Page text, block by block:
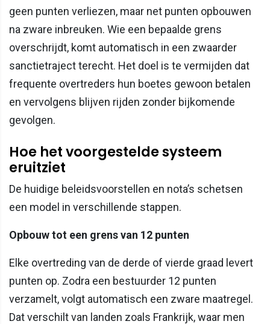
geen punten verliezen, maar net punten opbouwen
na zware inbreuken. Wie een bepaalde grens
overschrijdt, komt automatisch in een zwaarder
sanctietraject terecht. Het doel is te vermijden dat
frequente overtreders hun boetes gewoon betalen
en vervolgens blijven rijden zonder bijkomende
gevolgen.
Hoe het voorgestelde systeem
eruitziet
De huidige beleidsvoorstellen en nota’s schetsen
een model in verschillende stappen.
Opbouw tot een grens van 12 punten
Elke overtreding van de derde of vierde graad levert
punten op. Zodra een bestuurder 12 punten
verzamelt, volgt automatisch een zware maatregel.
Dat verschilt van landen zoals Frankrijk, waar men